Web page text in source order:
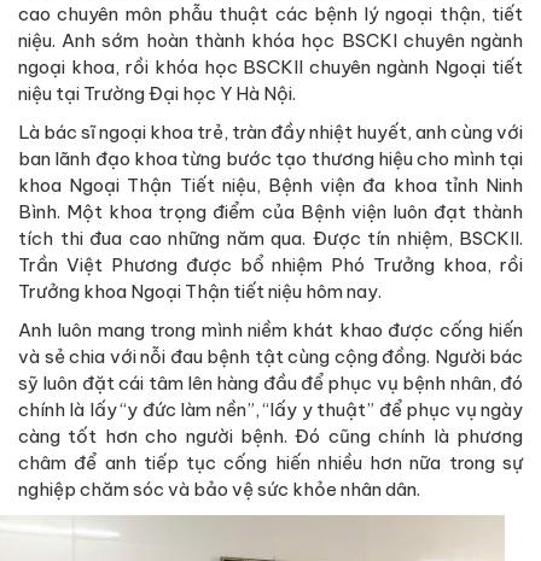
cao chuyên môn phẫu thuật các bệnh lý ngoại thận, tiết
niệu. Anh sớm hoàn thành khóa học BSCKI chuyên ngành
ngoại khoa, rồi khóa học BSCKII chuyên ngành Ngoại tiết
niệu tại Trường Đại học Y Hà Nội.
Là bác sĩ ngoại khoa trẻ, tràn đầy nhiệt huyết, anh cùng với
ban lãnh đạo khoa từng bước tạo thương hiệu cho mình tại
khoa Ngoại Thận Tiết niệu, Bệnh viện đa khoa tỉnh Ninh
Bình. Một khoa trọng điểm của Bệnh viện luôn đạt thành
tích thi đua cao những năm qua. Được tín nhiệm, BSCKII.
Trần Việt Phương được bổ nhiệm Phó Trưởng khoa, rồi
Trưởng khoa Ngoại Thận tiết niệu hôm nay.
Anh luôn mang trong mình niềm khát khao được cống hiến
và sẻ chia với nỗi đau bệnh tật cùng cộng đồng. Người bác
sỹ luôn đặt cái tâm lên hàng đầu để phục vụ bệnh nhân, đó
chính là lấy “y đức làm nền”, “lấy y thuật” để phục vụ ngày
càng tốt hơn cho người bệnh. Đó cũng chính là phương
châm để anh tiếp tục cống hiến nhiều hơn nữa trong sự
nghiệp chăm sóc và bảo vệ sức khỏe nhân dân.